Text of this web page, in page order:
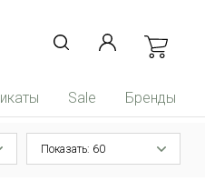
Sale Бренды
Показать: 60